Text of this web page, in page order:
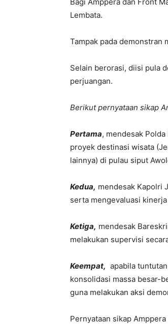
Bagi Amppera dan Front
Lembata.
Tampak pada
Selain berorasi, diisi pula
perjuangan.
Berikut pernyataan sikap
Pertama, mendesak
proyek destinasi wisata
lainnya) di pulau siput
Kedua, mendesak Kapolri
serta mengevaluasi
Ketiga, mendesak
melakukan supervisi
Keempat, apabila
konsolidasi massa besar-
guna melakukan aksi
Pernyataan sikap